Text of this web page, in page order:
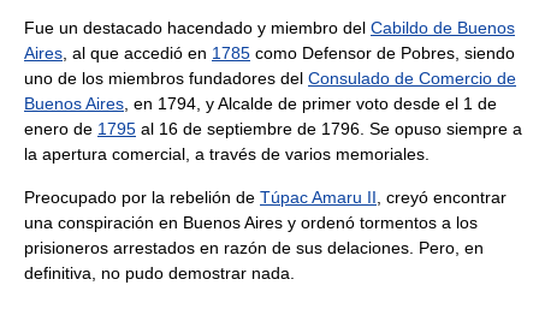
Fue un destacado hacendado y miembro del Cabildo de Buenos
Aires , al que accedió en 1785 como Defensor de Pobres, siendo
uno de los miembros fundadores del Consulado de Comercio de
Buenos Aires , en 1794, y Alcalde de primer voto desde el 1 de
enero de 1795 al 16 de septiembre de 1796. Se opuso siempre a
la apertura comercial, a través de varios memoriales.
Preocupado por la rebelión de Túpac Amaru II , creyó encontrar
una conspiración en Buenos Aires y ordenó tormentos a los
prisioneros arrestados en razón de sus delaciones. Pero, en
definitiva, no pudo demostrar nada.